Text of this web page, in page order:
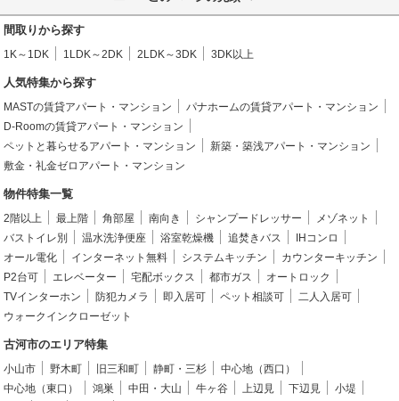
間取りから探す
1K～1DK 1LDK～2DK 2LDK～3DK 3DK以上
人気特集から探す
MASTの賃貸アパート・マンション
パナホームの賃貸アパート・マンション
D-Roomの賃貸アパート・マンション
ペットと暮らせるアパート・マンション
新築・築浅アパート・マンション
敷金・礼金ゼロアパート・マンション
物件特集一覧
2階以上 最上階 角部屋 南向き シャンプードレッサー
メゾネット
バストイレ別
温水洗浄便座 浴室乾燥機 追焚きバス
IHコンロ
オール電化
インターネット無料 システムキッチン
カウンターキッチン
P2台可
エレベーター 宅配ボックス 都市ガス
オートロック
TVインターホン
防犯カメラ 即入居可 ペット相談可
二人入居可
ウォークインクローゼット
古河市のエリア特集
小山市 野木町 旧三和町 静町・三杉
中心地（西口）
中心地（東口）
鴻巣 中田・大山 牛ヶ谷 上辺見 下辺見
小堤